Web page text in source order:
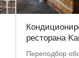
ресторана
Переподбор